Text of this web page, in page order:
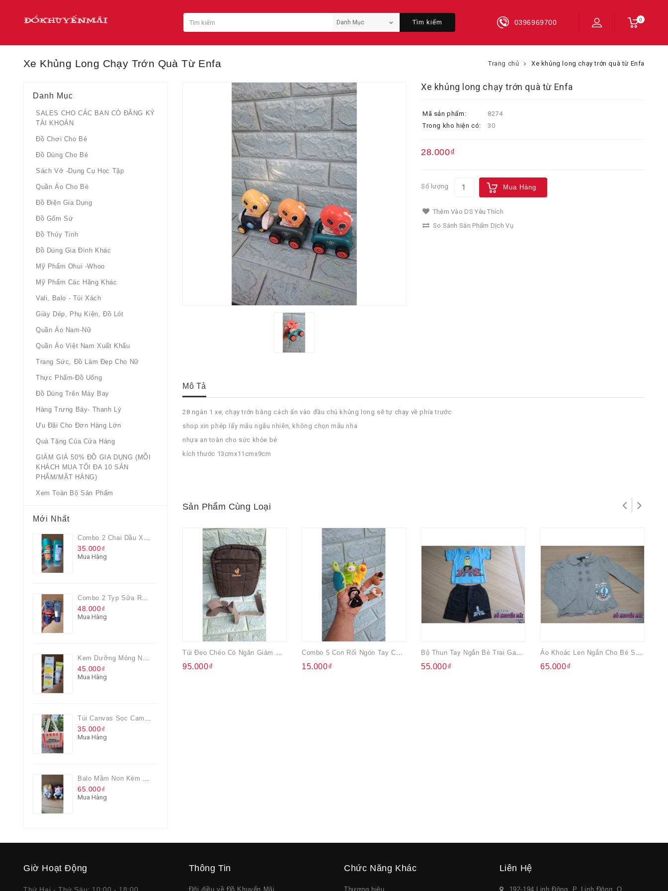
0
0396969700
Tìm kiếm
Xe Khủng Long Chạy Trớn Quà Từ Enfa Trang chủ Xe khủng long chạy trớn quà từ Enfa
Danh Mục
SALES CHO CÁC BẠN CÓ ĐĂNG KÝ
TÀI KHOẢN
Đồ Chơi Cho Bé
Đồ Dùng Cho Bé
Sách Vở -dụng Cụ Học Tập
Quần Áo Cho Bé
Đồ Điện Gia Dụng
Đồ Gốm Sứ
Đồ Thủy Tinh
Đồ Dùng Gia Đình Khác
Mỹ Phẩm Ohui -whoo
Mỹ Phẩm Các Hãng Khác
Vali, Balo - Túi Xách
Giày Dép, Phụ Kiện, Đồ Lót
Quần Áo Nam-Nữ
Quần Áo Việt Nam Xuất Khẩu
Trang Sức, Đồ Làm Đẹp Cho Nữ
Thực Phẩm-Đồ Uống
Đồ Dùng Trên Máy Bay
Hàng Trưng Bày- Thanh Lý
Ưu Đãi Cho Đơn Hàng Lớn
Quà Tặng Của Cửa Hàng
GIẢM GIÁ 50% ĐỒ GIA DỤNG (MỖI
KHÁCH MUA TỐI ĐA 10 SẢN
PHẨM/MẶT HÀNG)
Xem Toàn Bộ Sản Phẩm
Mới Nhất
Combo 2 Chai Dầu Xả Rejoice 3IN1 Siêu Mềm Mượt Chai 60ML
35.000₫
Mua Hàng
Combo 2 Typ Sữa Rửa Mặt Nivea Men Giúp Giảm Mụn, Giảm Hư Tổn Da
48.000₫
Mua Hàng
Kem Dưỡng Mỏng Nhẹ Cấp Ẩm & Sáng Da Vitamin C 20ml
45.000₫
Mua Hàng
Túi Canvas Sọc Cam Có Dây Kéo
35.000₫
Mua Hàng
Balo Mầm Non Kèm Thú Bông Cho Bé
65.000₫
Mua Hàng
Xe khủng long chạy trớn quà từ Enfa
Mã sản phẩm:
8274
Trong kho hiện có:
30
28.000₫
Số lượng Mua Hàng
Thêm Vào DS Yêu Thích
So Sánh Sản Phẩm Dịch Vụ
Mô Tả
28 ngàn 1 xe, chạy trớn bằng cách ấn vào đầu chú khủng long sẽ tự chạy về phía trước
shop xin phép lấy mẫu ngẫu nhiên, không chọn mẫu nha
nhựa an toàn cho sức khỏe bé
kích thước 13cmx11cmx9cm
Sản Phẩm Cùng Loại
95.000₫ 15.000₫ 55.000₫ 65.000₫
Giờ Hoạt Động Thông Tin
Đôi điều về Đồ Khuyến Mãi
Chức Năng Khác
Thương hiệu
Liên Hệ
192-194 Linh Đông, P. Linh Đông, Q.